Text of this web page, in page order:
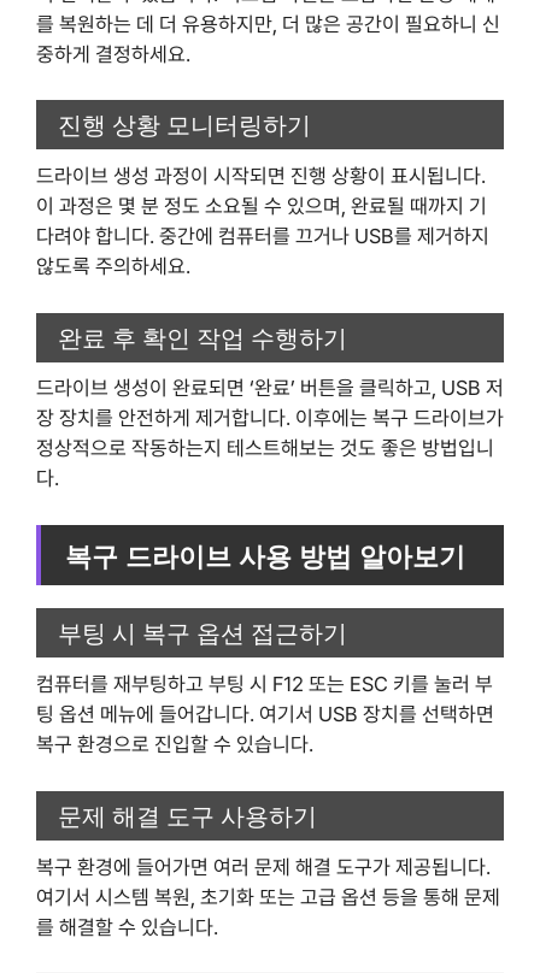
를 복원하는 데 더 유용하지만, 더 많은 공간이 필요하니 신
중하게 결정하세요.
진행 상황 모니터링하기
드라이브 생성 과정이 시작되면 진행 상황이 표시됩니다.
이 과정은 몇 분 정도 소요될 수 있으며, 완료될 때까지 기
다려야 합니다. 중간에 컴퓨터를 끄거나 USB를 제거하지
않도록 주의하세요.
완료 후 확인 작업 수행하기
드라이브 생성이 완료되면 ‘완료’ 버튼을 클릭하고, USB 저
장 장치를 안전하게 제거합니다. 이후에는 복구 드라이브가
정상적으로 작동하는지 테스트해보는 것도 좋은 방법입니
다.
복구 드라이브 사용 방법 알아보기
부팅 시 복구 옵션 접근하기
컴퓨터를 재부팅하고 부팅 시 F12 또는 ESC 키를 눌러 부
팅 옵션 메뉴에 들어갑니다. 여기서 USB 장치를 선택하면
복구 환경으로 진입할 수 있습니다.
문제 해결 도구 사용하기
복구 환경에 들어가면 여러 문제 해결 도구가 제공됩니다.
여기서 시스템 복원, 초기화 또는 고급 옵션 등을 통해 문제
를 해결할 수 있습니다.